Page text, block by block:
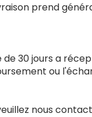
prend
de 30 jours a
ou
nous